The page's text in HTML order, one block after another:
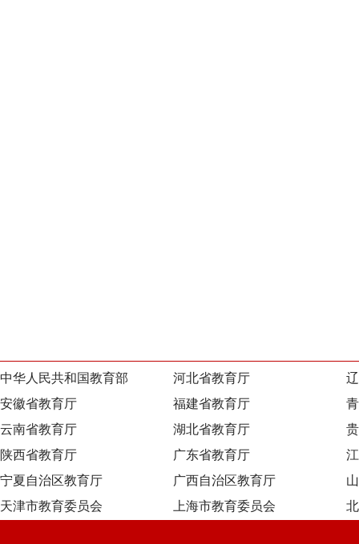
中华人民共和国教育部 河北省教育厅
安徽省教育厅
福建省教育厅
云南省教育厅
湖北省教育厅
陕西省教育厅
广东省教育厅
宁夏自治区教育厅
广西自治区教育厅
天津市教育委员会
上海市教育委员会